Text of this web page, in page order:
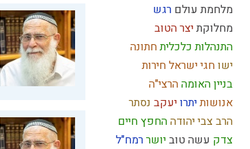
מלחמת עולם רגש
מחלוקתיצר הטוב
התנהלות כלכליתחתונה
ישוחגי ישראלחירות
בניין האומההרצי"ה
אנושותיתרויעקב נסתר
הרב צבי יהודההחפץ חיים
צדק עשה טוביושררמח"ל